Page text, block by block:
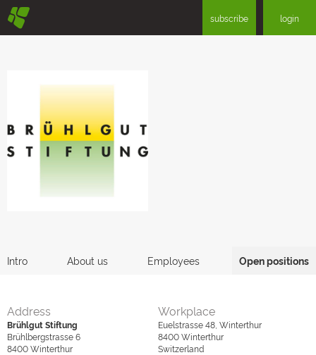
§ subscribe login
Intro About us Employees Open positions
Address
Brühlgut Stiftung
Brühlbergstrasse 6
8400Winterthur
Workplace
Euelstrasse 48, Winterthur
8400Winterthur
Switzerland